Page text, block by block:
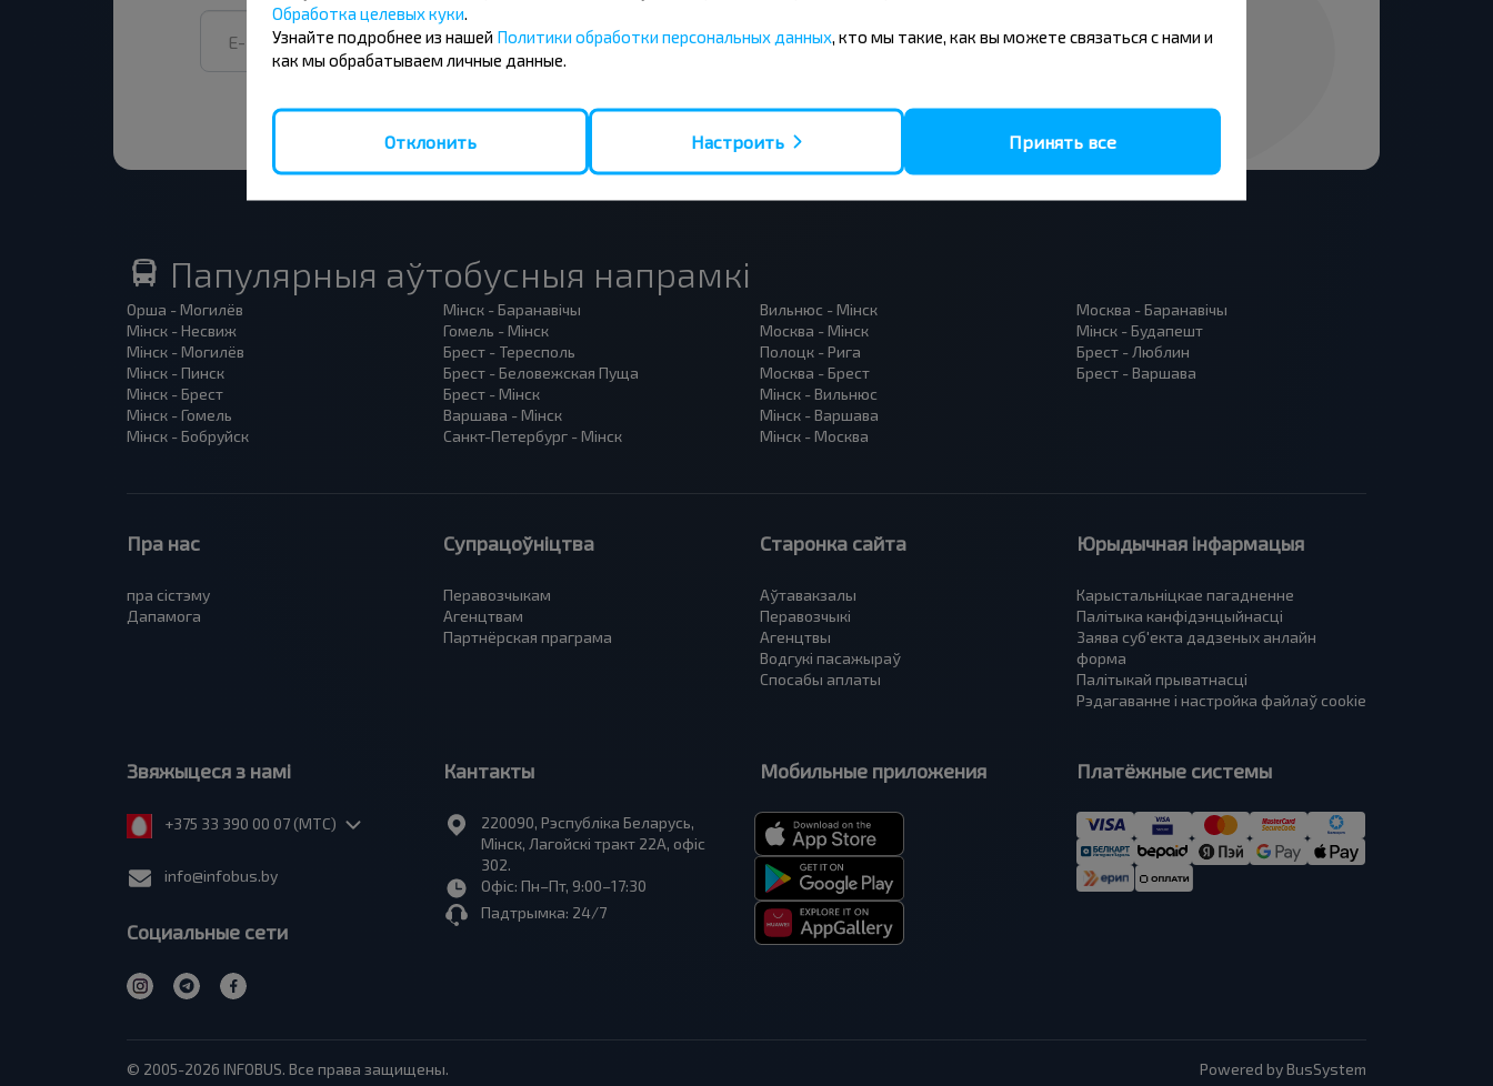
Падпісацц
Папулярныя аўтобусныя напрамкі
Орша - Могилёв
Мінск - Несвиж
Мінск - Могилёв
Мінск - Пинск
Мінск - Брест
Мінск - Гомель
Мінск - Бобруйск
Мінск - Баранавiчы
Гомель - Мінск
Брест - Тересполь
Брест - Беловежская Пуща
Брест - Мінск
Варшава - Мінск
Санкт-Петербург - Мінск
Вильнюс - Мінск
Москва - Мінск
Полоцк - Рига
Москва - Брест
Мінск - Вильнюс
Мінск - Варшава
Мінск - Москва
Москва - Баранавiчы
Мінск - Будапешт
Брест - Люблин
Брест - Варшава
Пра нас
пра сiстэму
Дапамога
Супрацоўніцтва
Перавозчыкам
Агенцтвам
Партнёрская праграма
Старонка сайта
Аўтавакзалы
Перавозчыкі
Агенцтвы
Водгукі пасажыраў
Спосабы аплаты
Юрыдычная інфармацыя
Карыстальніцкае пагадненне
Палітыка канфідэнцыйнасці
Заява суб'екта дадзеных анлайн
форма
Палітыкай прыватнасці
Рэдагаванне і настройка файлаў cookie
Звяжыцеся з намі
+375 33 390 00 07 (МТС)
info@infobus.by
Социальные сети
Кантакты
220090, Рэспубліка Беларусь,
Мінск, Лагойскі тракт 22A, офіс
302.
Офіс: Пн–Пт, 9:00–17:30
Падтрымка: 24/7
Мобильные приложения Платёжные системы
© 2005-2026 INFOBUS. Все права защищены. Powered by BusSystem
Обработка целевых куки
Узнайте подробнее из нашей Политики обработки персональных данных , кто мы такие, как вы можете связаться с нами и
как мы обрабатываем личные данные.
Отклонить Настроить Принять все